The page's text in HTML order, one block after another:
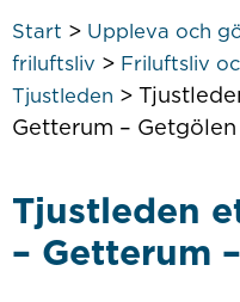
Start > Uppleva och
friluftsliv > Friluftsliv
Tjustleden >
Getterum – Getgölen
Tjustleden
– Getterum